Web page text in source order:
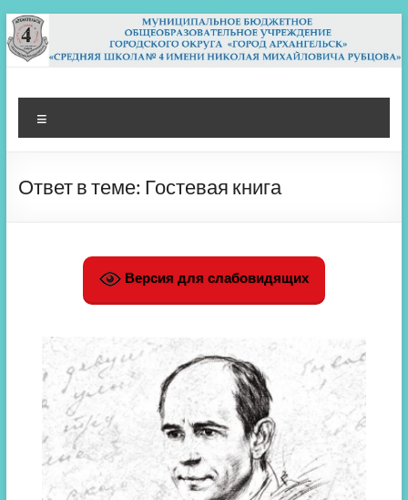
Перейти
к
содержимому
МБОУ СШ 4
Архангельск
Ответ в теме: Гостевая книга
Версия для слабовидящих